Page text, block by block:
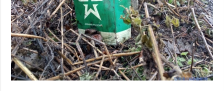
Gesellschaft und
Kultur
Sport
Kriminalität
Notstand und
Notfälle